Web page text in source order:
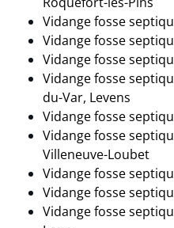
Vidange fosse
Vidange fosse
Vidange fosse
Vidange fosse
du-Var, Levens
Vidange fosse
Vidange fosse
Villeneuve-Loubet
Vidange fosse
Vidange fosse
Vidange fosse